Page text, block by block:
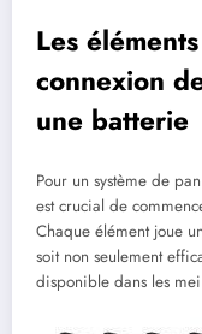
Les
connexion
une batterie
Pour un système de
est crucial de
Chaque élément joue
soit non seulement
disponible dans les